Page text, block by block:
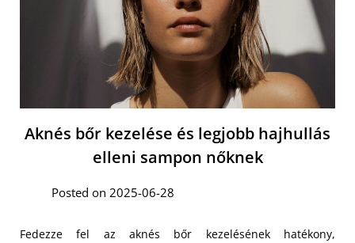
Aknés bőr kezelése és legjobb hajhullás
elleni sampon nőknek
Posted on 2025-06-28
Fedezze fel az aknés bőr kezelésének hatékony,